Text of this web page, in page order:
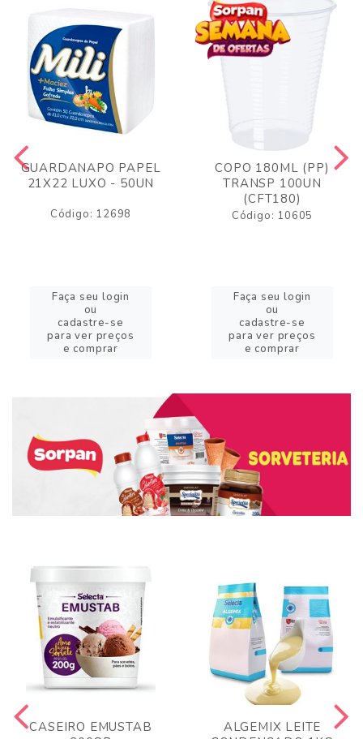
GUARDANAPO PAPEL
21X22 LUXO - 50UN
Código: 12698
Faça seu login
ou
cadastre-se
para ver preços
e comprar
COPO 180ML (PP)
TRANSP 100UN
(CFT180)
Código: 10605
Faça seu login
ou
cadastre-se
para ver preços
e comprar
CASEIRO EMUSTAB
ALGEMIX LEITE